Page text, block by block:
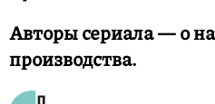
Авторы сериала — о
производства.